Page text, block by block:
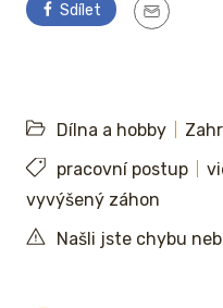
Sdílet
Dílna a hobby
pracovní postup
vyvýšený záhon
Našli jste chybu